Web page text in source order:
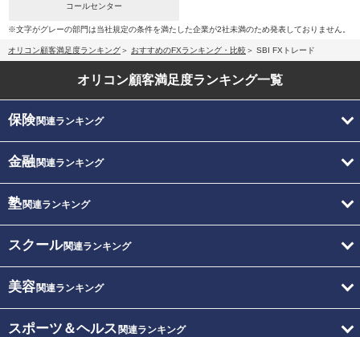
コールセンター
※文字がグレーの部門は当社規定の条件を満たした企業が2社未満のため発表しておりません。
オリコン顧客満足度ランキング おすすめのFXランキング・比較 SBI FXトレード
オリコン顧客満足度ランキング一覧
保険関連ランキング
金融関連ランキング
塾関連ランキング
スクール関連ランキング
美容関連ランキング
スポーツ＆ヘルス 関連ランキング